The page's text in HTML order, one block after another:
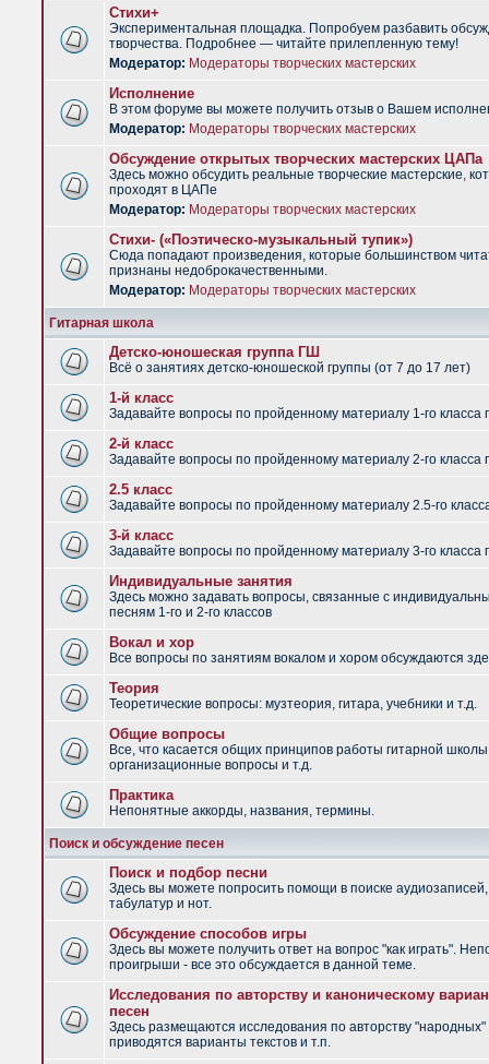
Стихи+
Экспериментальная площадка. Попробуем разбавить
творчества. Подробнее — читайте прилепленную тему!
Модератор: Модераторы творческих мастерских
Исполнение
В этом форуме вы можете получить отзыв о Вашем
Модератор: Модераторы творческих мастерских
Обсуждение открытых творческих мастерских ЦАПа
Здесь можно обсудить реальные творческие мастерские,
проходят в ЦАПе
Модератор: Модераторы творческих мастерских
Стихи- («Поэтическо-музыкальный тупик»)
Сюда попадают произведения, которые большинством
признаны недоброкачественными.
Модератор: Модераторы творческих мастерских
Гитарная школа
Детско-юношеская группа ГШ
Всё о занятиях детско-юношеской группы (от 7 до 17 лет)
1-й класс
Задавайте вопросы по пройденному материалу 1-го класса
2-й класс
Задавайте вопросы по пройденному материалу 2-го класса
2.5 класс
Задавайте вопросы по пройденному материалу 2.5-го
3-й класс
Задавайте вопросы по пройденному материалу 3-го класса
Индивидуальные занятия
Здесь можно задавать вопросы, связанные с
песням 1-го и 2-го классов
Вокал и хор
Все вопросы по занятиям вокалом и хором обсуждаются
Теория
Теоретические вопросы: музтеория, гитара, учебники и т.д.
Общие вопросы
Все, что касается общих принципов работы гитарной
организационные вопросы и т.д.
Практика
Непонятные аккорды, названия, термины.
Поиск и обсуждение песен
Поиск и подбор песни
Здесь вы можете попросить помощи в поиске аудиозаписей,
табулатур и нот.
Обсуждение способов игры
Здесь вы можете получить ответ на вопрос "как играть".
проигрыши - все это обсуждается в данной теме.
Исследования по авторству и каноническому
песен
Здесь размещаются исследования по авторству "народных"
приводятся варианты текстов и т.п.